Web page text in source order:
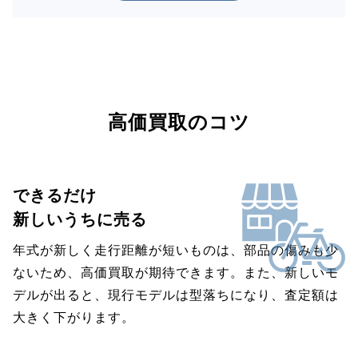
高価買取のコツ
できるだけ
新しいうちに売る
年式が新しく走行距離が短いものは、部品の傷みも少
ないため、高価買取が期待できます。また、新しいモ
デルが出ると、現行モデルは型落ちになり、査定額は
大きく下がります。